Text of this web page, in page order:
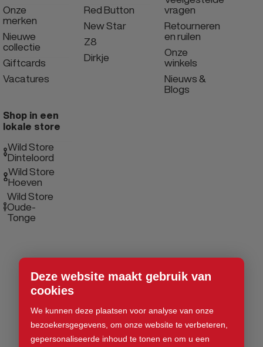
Deze website maakt gebruik van
cookies
We kunnen deze plaatsen voor analyse van onze
bezoekersgegevens, om onze website te verbeteren,
gepersonaliseerde inhoud te tonen en om u een
Onze
merken
Nieuwe
collectie
Giftcards
Vacatures
Red Button
New Star
Z8
Dirkje
vragen
Retourneren
en ruilen
Onze
winkels
Nieuws &
Blogs
Shop in een
lokale store
Wild Store
Dinteloord
Wild Store
Hoeven
Wild Store
Oude-
Tonge